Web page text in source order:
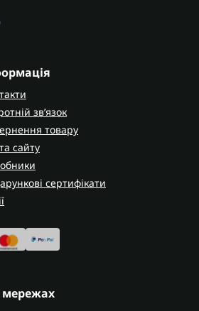
зв’язок
товару
сайту
сертифікати
мережах